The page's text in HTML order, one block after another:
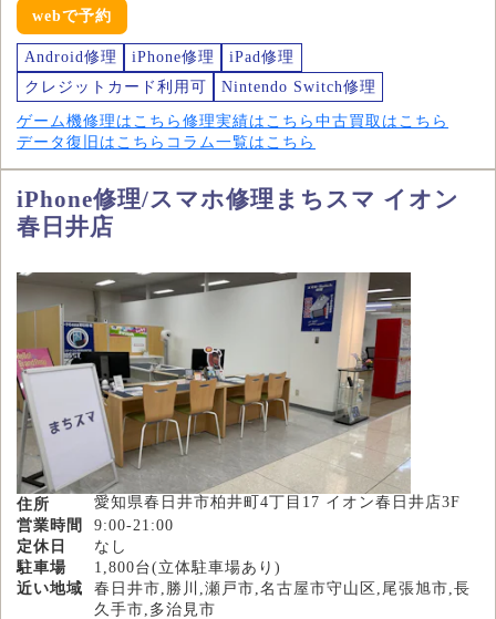
webで予約
Android修理 iPhone修理
iPad修理
クレジットカード利用可
Nintendo Switch修理
ゲーム機修理はこちら 修理実績はこちら 中古買取はこちら
データ復旧はこちら コラム一覧はこちら
iPhone修理/スマホ修理まちスマ イオン
春日井店
住所
愛知県春日井市柏井町4丁目17 イオン春日井店3F
営業時間
9:00-21:00
定休日
なし
駐車場
1,800台(立体駐車場あり)
近い地域
春日井市,勝川,瀬戸市,名古屋市守山区,尾張旭市,長
久手市,多治見市